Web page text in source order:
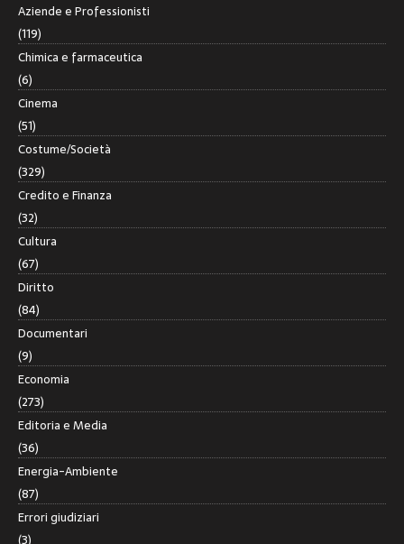
Aziende e Professionisti
(119)
Chimica e farmaceutica
(6)
Cinema
(51)
Costume/Società
(329)
Credito e Finanza
(32)
Cultura
(67)
Diritto
(84)
Documentari
(9)
Economia
(273)
Editoria e Media
(36)
Energia-Ambiente
(87)
Errori giudiziari
(3)